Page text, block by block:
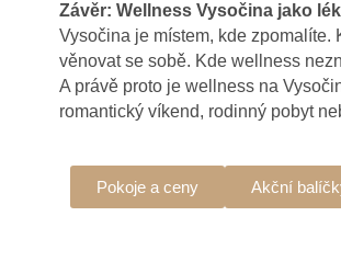
Závěr: Wellness Vysočina jako
Vysočina je místem, kde
věnovat se sobě. Kde wellness
A právě proto je wellness na
romantický víkend, rodinný pobyt
Pokoje a ceny Akční